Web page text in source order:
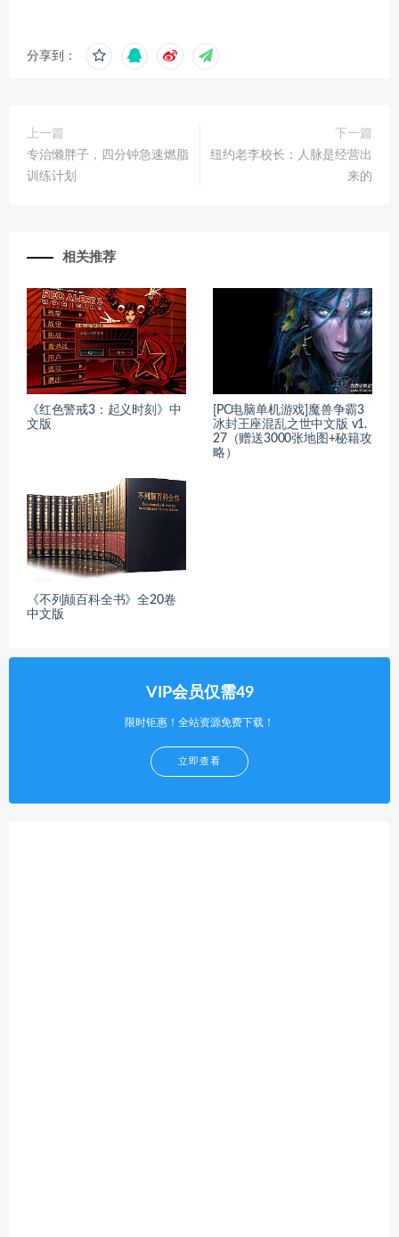
分享到：
上一篇
专治懒胖子，四分钟急速燃脂
训练计划
下一篇
纽约老李校长：人脉是经营出
来的
相关推荐
《红色警戒3：起义时刻》中
文版
[PC电脑单机游戏]魔兽争霸3
冰封王座混乱之世中文版 v1.
27（赠送3000张地图+秘籍攻
略）
《不列颠百科全书》全20卷
中文版
VIP会员仅需49
限时钜惠！全站资源免费下载！
立即查看